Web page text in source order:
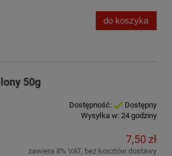
do koszyka
50g
Dostępność:
Dostępny
Wysyłka w: 24 godziny
7,50 zł
zawiera 8% VAT, bez kosztów dostawy